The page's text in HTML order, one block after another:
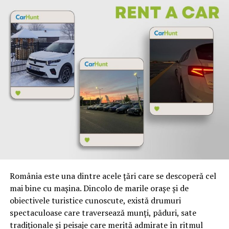
deosebită iilor, pentru a le purta într-o seară romantică
sau la orice sărbătoare sau eveniment. Dacă nu știi ce
bluză să porți cu o fustă plină, atunci alege o ie
românească tradițională. O fustă scurtă de vară, necesită
o abordare complet diferită a alegerii unei ii. Poți purta o
ie românească chiar și la o fustă pufoasă de vară.
Important este să știi cum să o porți. La o fustă pufoasă,
ia, trebuie accesorizată cu un brâu frumos brodat. Pe
vreme rece, poți pune o jachetă sau o haină scurtă peste
Ce ie este potrivită pentru o fustă pufoasă în sezonul
primăvară-toamnă? Ia tradițională românească cu
mâneci lungi și broderie, cu croială dreaptă, cu decolteu
rotund și șnur. Cu ii românești tradiționale vei fi
frumoasă în orice situație. Varietatea de modele de ii cu
mânecă lungă este uimitoare. Astfel de lucruri sunt utile
pentru vremea rece și par mult mai interesante decât
România este una dintre acele țări care se descoperă cel
mai bine cu mașina. Dincolo de marile orașe și de
obiectivele turistice cunoscute, există drumuri
spectaculoase care traversează munți, păduri, sate
tradiționale și peisaje care merită admirate în ritmul